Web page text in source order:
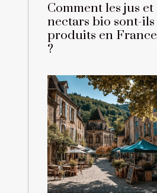
Comment les jus et
nectars bio sont-ils
produits en France
?